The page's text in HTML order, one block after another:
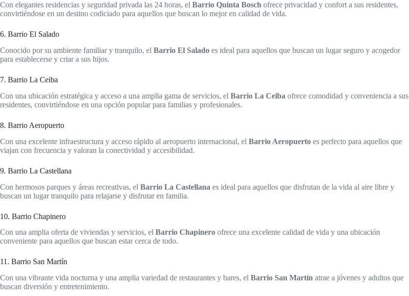
Con elegantes residencias y seguridad privada las 24 horas, el Barrio Quinta Bosch ofrece privacidad y confort a sus residentes,
convirtiéndose en un destino codiciado para aquellos que buscan lo mejor en calidad de vida.
6. Barrio El Salado
Conocido por su ambiente familiar y tranquilo, el Barrio El Salado es ideal para aquellos que buscan un lugar seguro y acogedor
para establecerse y criar a sus hijos.
7. Barrio La Ceiba
Con una ubicación estratégica y acceso a una amplia gama de servicios, el Barrio La Ceiba ofrece comodidad y conveniencia a sus
residentes, convirtiéndose en una opción popular para familias y profesionales.
8. Barrio Aeropuerto
Con una excelente infraestructura y acceso rápido al aeropuerto internacional, el Barrio Aeropuerto es perfecto para aquellos que
viajan con frecuencia y valoran la conectividad y accesibilidad.
9. Barrio La Castellana
Con hermosos parques y áreas recreativas, el Barrio La Castellana es ideal para aquellos que disfrutan de la vida al aire libre y
buscan un lugar tranquilo para relajarse y disfrutar en familia.
10. Barrio Chapinero
Con una amplia oferta de viviendas y servicios, el Barrio Chapinero ofrece una excelente calidad de vida y una ubicación
conveniente para aquellos que buscan estar cerca de todo.
11. Barrio San Martín
Con una vibrante vida nocturna y una amplia variedad de restaurantes y bares, el Barrio San Martín atrae a jóvenes y adultos que
buscan diversión y entretenimiento.